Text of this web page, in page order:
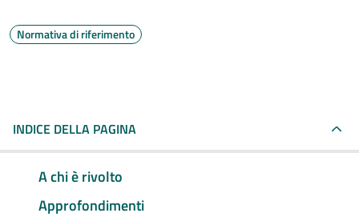
Normativa di riferimento
INDICE DELLA PAGINA
A chi è rivolto
Approfondimenti